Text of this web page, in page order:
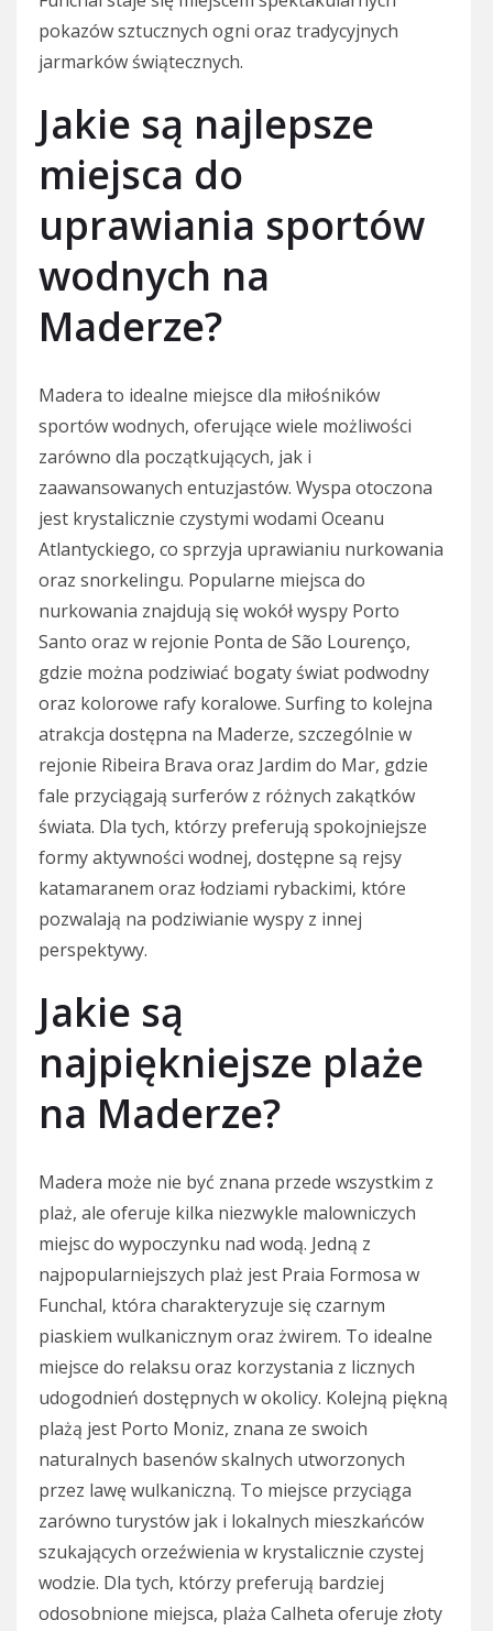
pokazów sztucznych ogni oraz tradycyjnych
jarmarków świątecznych.
Jakie są najlepsze
miejsca do
uprawiania sportów
wodnych na
Maderze?
Madera to idealne miejsce dla miłośników
sportów wodnych, oferujące wiele możliwości
zarówno dla początkujących, jak i
zaawansowanych entuzjastów. Wyspa otoczona
jest krystalicznie czystymi wodami Oceanu
Atlantyckiego, co sprzyja uprawianiu nurkowania
oraz snorkelingu. Popularne miejsca do
nurkowania znajdują się wokół wyspy Porto
Santo oraz w rejonie Ponta de São Lourenço,
gdzie można podziwiać bogaty świat podwodny
oraz kolorowe rafy koralowe. Surfing to kolejna
atrakcja dostępna na Maderze, szczególnie w
rejonie Ribeira Brava oraz Jardim do Mar, gdzie
fale przyciągają surferów z różnych zakątków
świata. Dla tych, którzy preferują spokojniejsze
formy aktywności wodnej, dostępne są rejsy
katamaranem oraz łodziami rybackimi, które
pozwalają na podziwianie wyspy z innej
perspektywy.
Jakie są
najpiękniejsze plaże
na Maderze?
Madera może nie być znana przede wszystkim z
plaż, ale oferuje kilka niezwykle malowniczych
miejsc do wypoczynku nad wodą. Jedną z
najpopularniejszych plaż jest Praia Formosa w
Funchal, która charakteryzuje się czarnym
piaskiem wulkanicznym oraz żwirem. To idealne
miejsce do relaksu oraz korzystania z licznych
udogodnień dostępnych w okolicy. Kolejną piękną
plażą jest Porto Moniz, znana ze swoich
naturalnych basenów skalnych utworzonych
przez lawę wulkaniczną. To miejsce przyciąga
zarówno turystów jak i lokalnych mieszkańców
szukających orzeźwienia w krystalicznie czystej
wodzie. Dla tych, którzy preferują bardziej
odosobnione miejsca, plaża Calheta oferuje złoty